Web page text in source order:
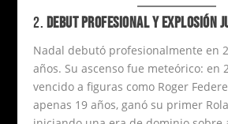
2. DEBUT PROFESIONAL Y EXPLOSIÓN
Nadal debutó profesionalmente en
años. Su ascenso fue meteórico: en
vencido a figuras como Roger
apenas 19 años, ganó su primer